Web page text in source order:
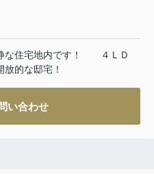
住宅地内です！
４ＬＤ
放的な邸宅！
い合わせ